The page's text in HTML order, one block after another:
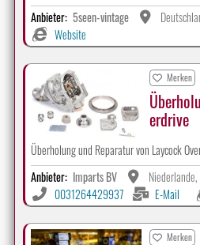
Anbieter: 5seen-vintage
Website
Merken
erdrive
Überholung und Reparatur von Laycock
Anbieter: Imparts BV
0031264429937
E-Mail
Merken